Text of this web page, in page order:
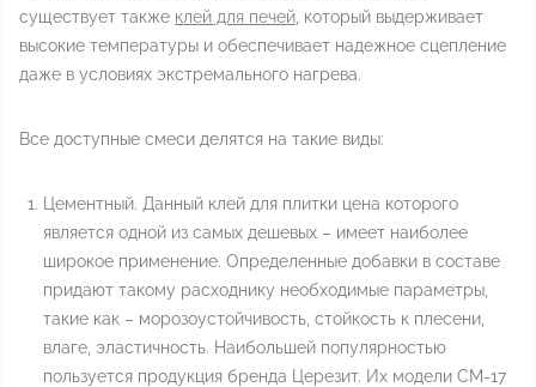
существует также клей для печей , который выдерживает
высокие температуры и обеспечивает надежное сцепление
даже в условиях экстремального нагрева.
Все доступные смеси делятся на такие виды:
Цементный. Данный клей для плитки цена которого
является одной из самых дешевых – имеет наиболее
широкое применение. Определенные добавки в составе
придают такому расходнику необходимые параметры,
такие как – морозоустойчивость, стойкость к плесени,
влаге, эластичность. Наибольшей популярностью
пользуется продукция бренда Церезит. Их модели CM-17